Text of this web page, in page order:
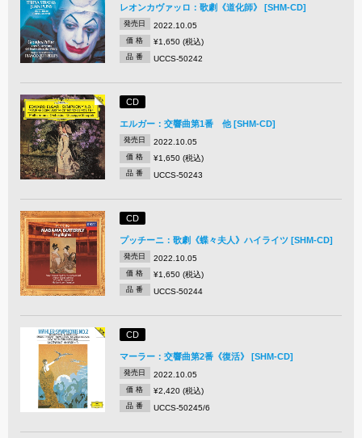
レオンカヴァッロ：歌劇《道化師》 [SHM-CD]
発売日 2022.10.05
価 格 ¥1,650 (税込)
品 番 UCCS-50242
CD
エルガー：交響曲第1番 他 [SHM-CD]
発売日 2022.10.05
価 格 ¥1,650 (税込)
品 番 UCCS-50243
CD
プッチーニ：歌劇《蝶々夫人》ハイライツ [SHM-CD]
発売日 2022.10.05
価 格 ¥1,650 (税込)
品 番 UCCS-50244
CD
マーラー：交響曲第2番《復活》 [SHM-CD]
発売日 2022.10.05
価 格 ¥2,420 (税込)
品 番 UCCS-50245/6